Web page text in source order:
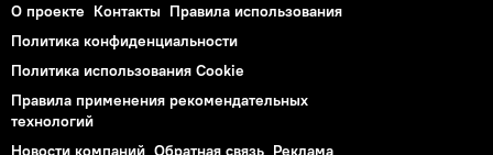
О проекте Контакты Правила использования
Политика конфиденциальности
Политика использования Cookie
Правила применения рекомендательных
технологий
Новости компаний Обратная связь Реклама